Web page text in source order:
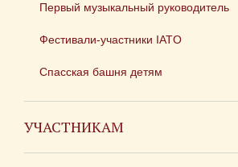
Первый музыкальный руководитель
Фестивали-участники IATO
Спасская башня детям
УЧАСТНИКАМ